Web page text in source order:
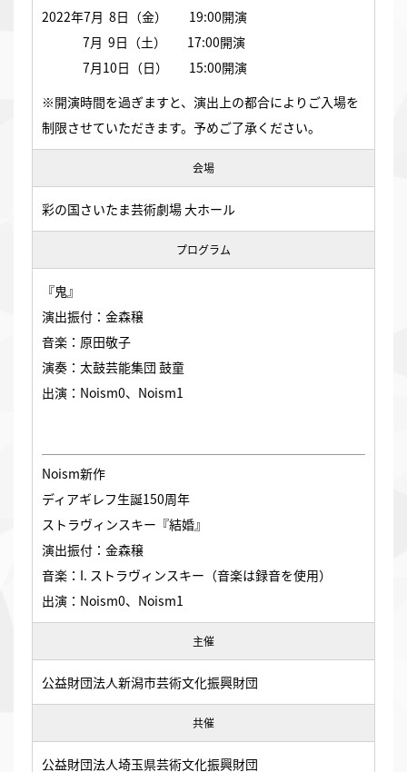
2022年7月 8日（金） 19:00開演
7月 9日（土） 17:00開演
7月10日（日） 15:00開演
※開演時間を過ぎますと、演出上の都合によりご入場を
制限させていただきます。予めご了承ください。
会場
彩の国さいたま芸術劇場 大ホール
プログラム
『鬼』
演出振付：金森穣
音楽：原田敬子
演奏：太鼓芸能集団 鼓童
出演：Noism0、Noism1
Noism新作
ディアギレフ生誕150周年
ストラヴィンスキー『結婚』
演出振付：金森穣
音楽：I. ストラヴィンスキー（音楽は録音を使用）
出演：Noism0、Noism1
主催
公益財団法人新潟市芸術文化振興財団
共催
公益財団法人埼玉県芸術文化振興財団